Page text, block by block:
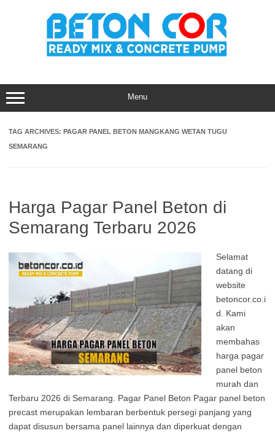
Menu
TAG ARCHIVES: PAGAR PANEL BETON MANGKANG WETAN TUGU
SEMARANG
Harga Pagar Panel Beton di
Semarang Terbaru 2026
Selamat
datang di
website
betoncor.co.i
d. Kami
akan
membahas
harga pagar
panel beton
murah dan
Terbaru 2026 di Semarang. Pagar Panel Beton Pagar panel beton
precast merupakan lembaran berbentuk persegi panjang yang
dapat disusun bersama panel lainnya dan diperkuat dengan